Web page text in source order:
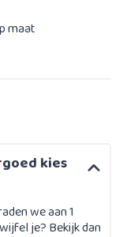
maat
kies
we aan 1
je? Bekijk dan